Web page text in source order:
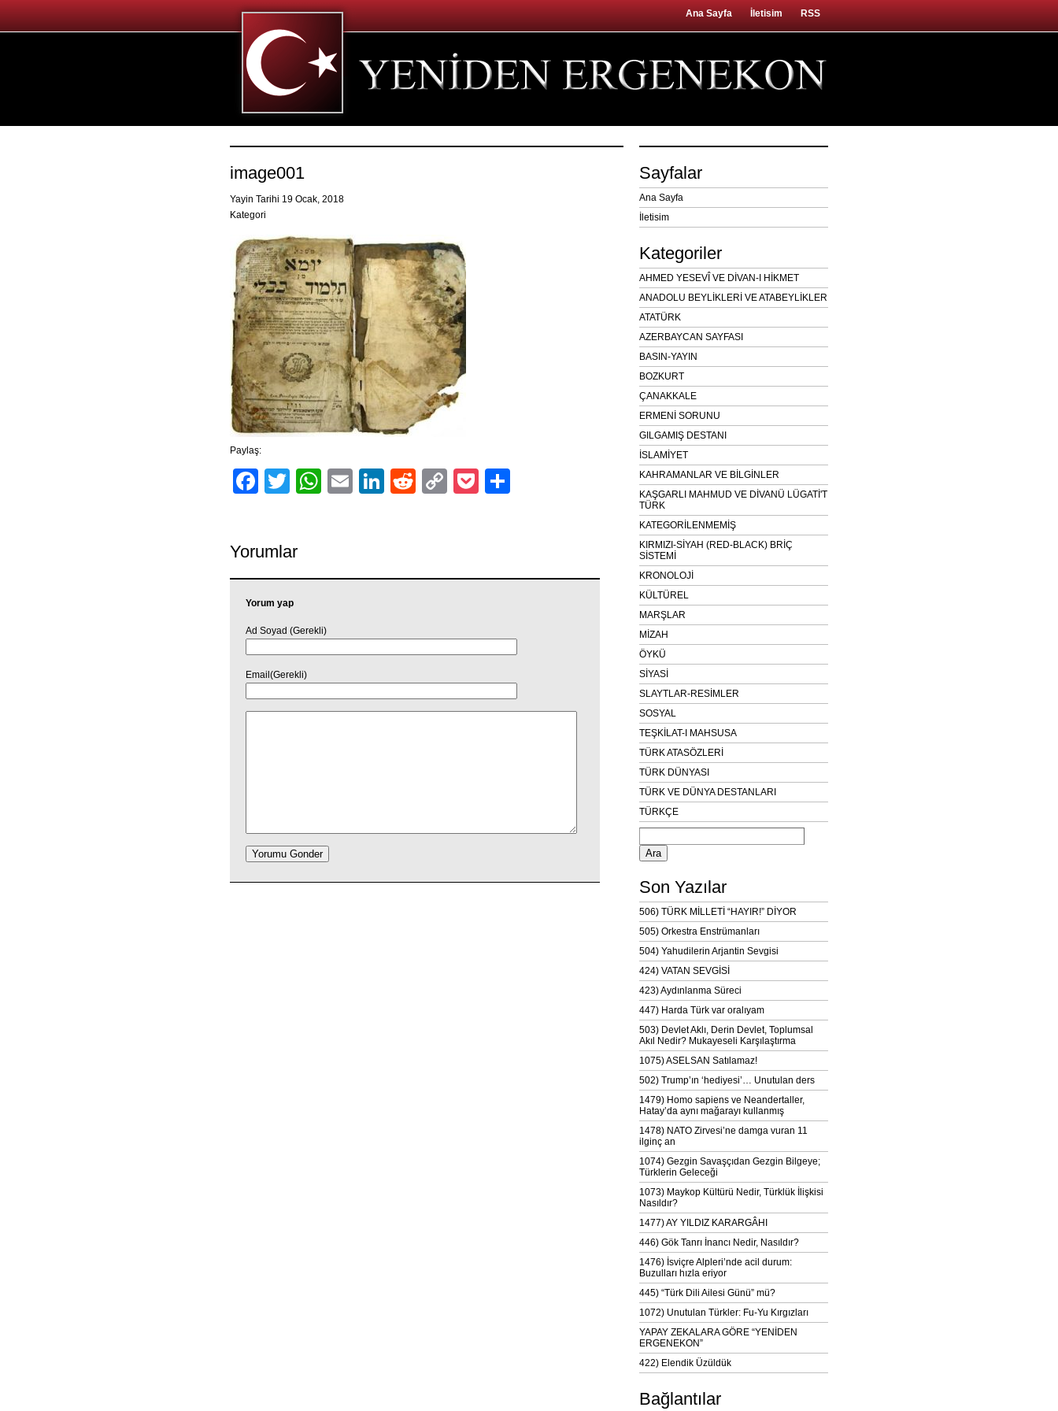
Ana Sayfa İletisim RSS
image001
Yayin Tarihi 19 Ocak, 2018
Kategori
Paylaş:
Facebook
TwitterWhatsApp
EmailLinkedIn
RedditCopyPocket
Yorumlar
Yorum yap
Ad Soyad (Gerekli)
Email(Gerekli)
Sayfalar
Ana Sayfa
İletisim
Kategoriler
AHMED YESEVÎ VE DİVAN-I HİKMET
ANADOLU BEYLİKLERİ VE ATABEYLİKLER
ATATÜRK
AZERBAYCAN SAYFASI
BASIN-YAYIN
BOZKURT
ÇANAKKALE
ERMENİ SORUNU
GILGAMIŞ DESTANI
İSLAMİYET
KAHRAMANLAR VE BİLGİNLER
KAŞGARLI MAHMUD VE DİVANÜ LÜGATİ'T
TÜRK
KATEGORİLENMEMİŞ
KIRMIZI-SİYAH (RED-BLACK) BRİÇ
SİSTEMİ
KRONOLOJİ
KÜLTÜREL
MARŞLAR
MİZAH
ÖYKÜ
SİYASİ
SLAYTLAR-RESİMLER
SOSYAL
TEŞKİLAT-I MAHSUSA
TÜRK ATASÖZLERİ
TÜRK DÜNYASI
TÜRK VE DÜNYA DESTANLARI
TÜRKÇE
Arama:
Son Yazılar
506) TÜRK MİLLETİ “HAYIR!” DİYOR
505) Orkestra Enstrümanları
504) Yahudilerin Arjantin Sevgisi
424) VATAN SEVGİSİ
423) Aydınlanma Süreci
447) Harda Türk var oralıyam
503) Devlet Aklı, Derin Devlet, Toplumsal
Akıl Nedir? Mukayeseli Karşılaştırma
1075) ASELSAN Satılamaz!
502) Trump’ın ‘hediyesi’… Unutulan ders
1479) Homo sapiens ve Neandertaller,
Hatay’da aynı mağarayı kullanmış
1478) NATO Zirvesi’ne damga vuran 11
ilginç an
1074) Gezgin Savaşçıdan Gezgin Bilgeye;
Türklerin Geleceği
1073) Maykop Kültürü Nedir, Türklük İlişkisi
Nasıldır?
1477) AY YILDIZ KARARGÂHI
446) Gök Tanrı İnancı Nedir, Nasıldır?
1476) İsviçre Alpleri’nde acil durum:
Buzulları hızla eriyor
445) “Türk Dili Ailesi Günü” mü?
1072) Unutulan Türkler: Fu-Yu Kırgızları
YAPAY ZEKALARA GÖRE “YENİDEN
ERGENEKON”
422) Elendik Üzüldük
Bağlantılar